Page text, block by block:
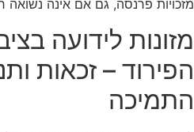
מזכויות פרנסה, גם אם אינה נשואה
מזונות לידועה
הפירוד – זכאות
התמיכה